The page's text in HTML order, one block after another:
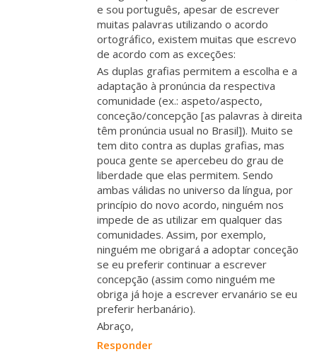
e sou português, apesar de escrever
muitas palavras utilizando o acordo
ortográfico, existem muitas que escrevo
de acordo com as exceções:
As duplas grafias permitem a escolha e a
adaptação à pronúncia da respectiva
comunidade (ex.: aspeto/aspecto,
conceção/concepção [as palavras à direita
têm pronúncia usual no Brasil]). Muito se
tem dito contra as duplas grafias, mas
pouca gente se apercebeu do grau de
liberdade que elas permitem. Sendo
ambas válidas no universo da língua, por
princípio do novo acordo, ninguém nos
impede de as utilizar em qualquer das
comunidades. Assim, por exemplo,
ninguém me obrigará a adoptar conceção
se eu preferir continuar a escrever
concepção (assim como ninguém me
obriga já hoje a escrever ervanário se eu
preferir herbanário).
Abraço,
Responder